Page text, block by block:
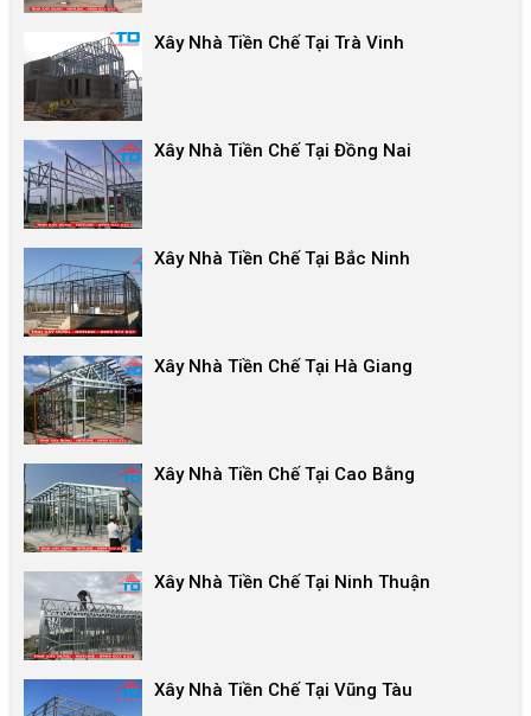
Xây Nhà Tiền Chế Tại Trà Vinh
Xây Nhà Tiền Chế Tại Đồng Nai
Xây Nhà Tiền Chế Tại Bắc Ninh
Xây Nhà Tiền Chế Tại Hà Giang
Xây Nhà Tiền Chế Tại Cao Bằng
Xây Nhà Tiền Chế Tại Ninh Thuận
Xây Nhà Tiền Chế Tại Vũng Tàu